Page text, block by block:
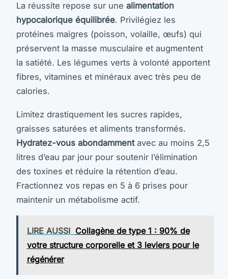
La réussite repose sur une alimentation
hypocalorique équilibrée. Privilégiez les
protéines maigres (poisson, volaille, œufs) qui
préservent la masse musculaire et augmentent
la satiété. Les légumes verts à volonté apportent
fibres, vitamines et minéraux avec très peu de
calories.
Limitez drastiquement les sucres rapides,
graisses saturées et aliments transformés.
Hydratez-vous abondammentavec au moins 2,5
litres d’eau par jour pour soutenir l’élimination
des toxines et réduire la rétention d’eau.
Fractionnez vos repas en 5 à 6 prises pour
maintenir un métabolisme actif.
LIRE AUSSI Collagène de type 1 : 90% de
votre structure corporelle et 3 leviers pour le
régénérer